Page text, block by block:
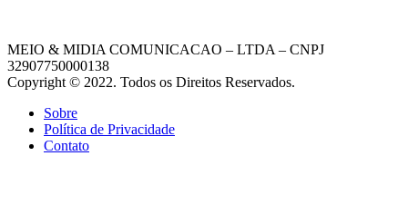
MEIO & MIDIA COMUNICACAO – LTDA – CNPJ
32907750000138
Copyright © 2022. Todos os Direitos Reservados.
Sobre
Política de Privacidade
Contato